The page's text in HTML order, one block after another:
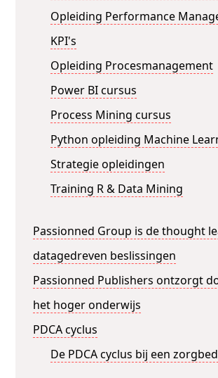
Opleiding Performance
KPI's
Opleiding Procesmanagement
Power BI cursus
Process Mining cursus
Python opleiding Machine
Strategie opleidingen
Training R & Data Mining
Passionned Group is de thought
datagedreven beslissingen
Passionned Publishers ontzorgt
het hoger onderwijs
PDCA cyclus
De PDCA cyclus bij een